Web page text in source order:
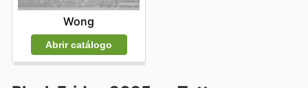
Wong
Abrir catálogo